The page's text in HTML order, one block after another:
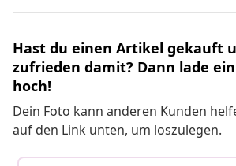
Hast du einen Artikel gekauft
zufrieden damit? Dann lade
hoch!
Dein Foto kann anderen Kunden
auf den Link unten, um loszulegen.